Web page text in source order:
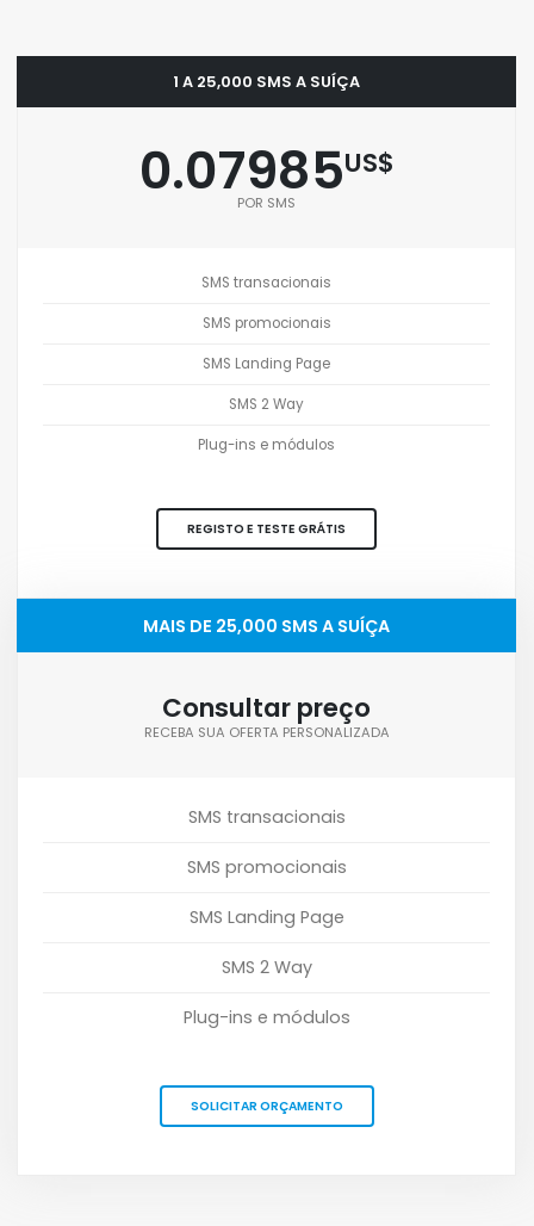
1 A 25,000 SMS A SUÍÇA
0.07985US$
POR SMS
SMS transacionais
SMS promocionais
SMS Landing Page
SMS 2 Way
Plug-ins e módulos
REGISTO E TESTE GRÁTIS
MAIS DE 25,000 SMS A SUÍÇA
Consultar preço
RECEBA SUA OFERTA PERSONALIZADA
SMS transacionais
SMS promocionais
SMS Landing Page
SMS 2 Way
Plug-ins e módulos
SOLICITAR ORÇAMENTO